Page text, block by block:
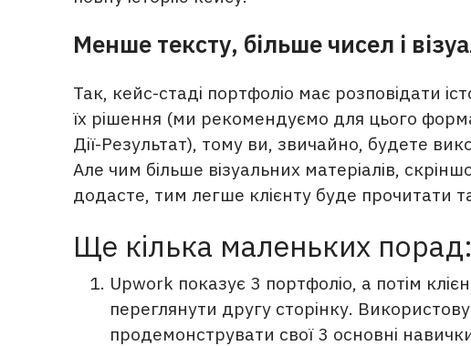
Менше тексту, більше чисел і
Так, кейс-стаді портфоліо має розповідати
їх рішення (ми рекомендуємо для цього
Дії-Результат), тому ви, звичайно, будете
Але чим більше візуальних матеріалів,
додасте, тим легше клієнту буде прочитати
Ще кілька маленьких порад:
Upwork показує 3 портфоліо, а потім
переглянути другу сторінку.
продемонструвати свої 3 основні